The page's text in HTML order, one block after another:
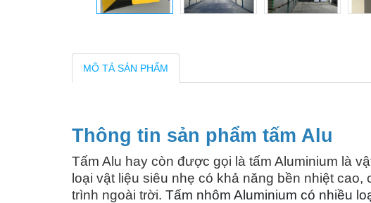
MÔ TẢ SẢN PHẨM
Thông tin sản phẩm tấm Alu
Tấm Alu hay còn được gọi là tấm Aluminium là
loại vật liệu siêu nhẹ có khả năng bền nhiệt
trình ngoài trời. Tấm nhôm Aluminium có nhiều